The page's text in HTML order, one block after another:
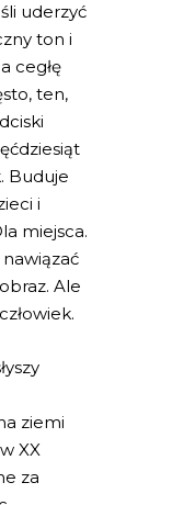
uderzyć
ton i
cegłę
ten,
Buduje
i
miejsca.
Ale
ziemi
XX
za